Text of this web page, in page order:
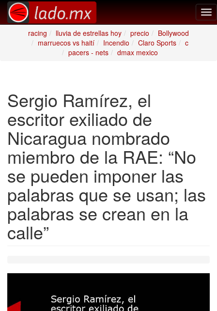
racing
lluvia de estrellas hoy precio
Bollywood
marruecos vs haití
Incendio Claro Sports
c
pacers - nets
dmax mexico
Sergio Ramírez, el
escritor exiliado de
Nicaragua nombrado
miembro de la RAE: “No
se pueden imponer las
palabras que se usan; las
palabras se crean en la
calle”